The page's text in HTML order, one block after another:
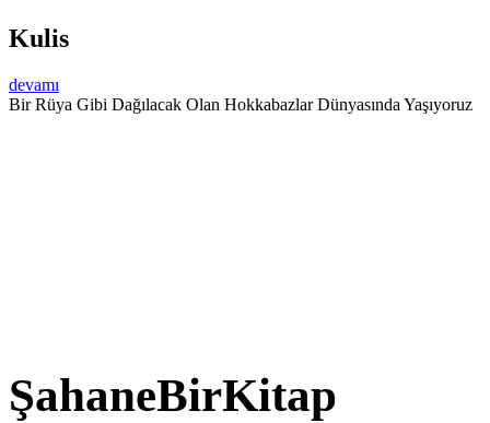
Kulis
devamı
Bir Rüya Gibi Dağılacak Olan Hokkabazlar Dünyasında Yaşıyoruz
ŞahaneBirKitap